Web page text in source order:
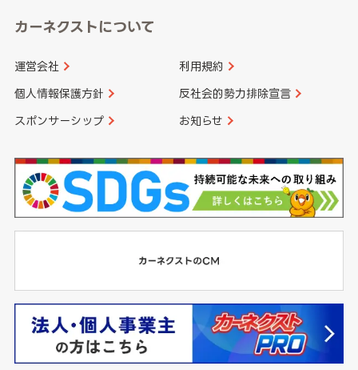
カーネクストについて
運営会社 利用規約
個人情報保護方針 反社会的勢力排除宣言
スポンサーシップ お知らせ